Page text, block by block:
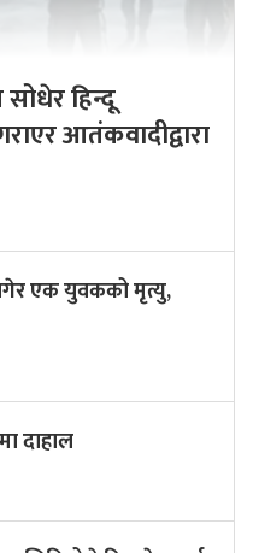
हिन्दू
आतंकवादीद्वारा
एक युवकको मृत्यु,
दाहाल